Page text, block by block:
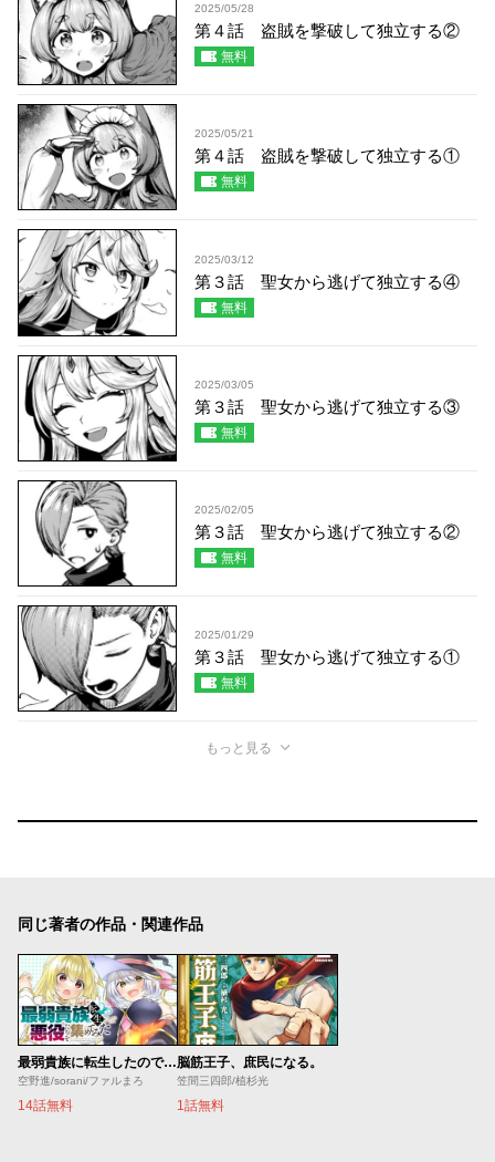
2025/05/28
第４話 盗賊を撃破して独立する②
無料
2025/05/21
第４話 盗賊を撃破して独立する①
無料
2025/03/12
第３話 聖女から逃げて独立する④
無料
2025/03/05
第３話 聖女から逃げて独立する③
無料
2025/02/05
第３話 聖女から逃げて独立する②
無料
2025/01/29
第３話 聖女から逃げて独立する①
無料
もっと見る
同じ著者の作品・関連作品
最弱貴族に転生したので悪役たちを集めてみた
空野進/sorani/ファルまろ
14話無料
脳筋王子、庶民になる。
笠間三四郎/植杉光
1話無料